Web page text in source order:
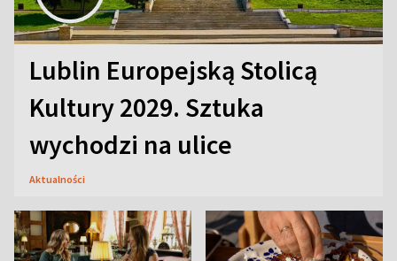
Lublin Europejską Stolicą
Kultury 2029. Sztuka
wychodzi na ulice
Aktualności